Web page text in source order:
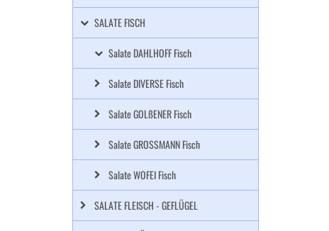
SALATE FISCH
Salate DAHLHOFF Fisch
Salate DIVERSE Fisch
Salate GOLßENER Fisch
Salate GROSSMANN Fisch
Salate WOFEI Fisch
SALATE FLEISCH - GEFLÜGEL